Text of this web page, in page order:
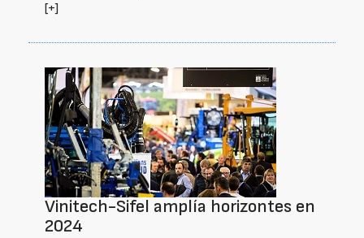
[+]
Vinitech-Sifel amplía horizontes en
2024